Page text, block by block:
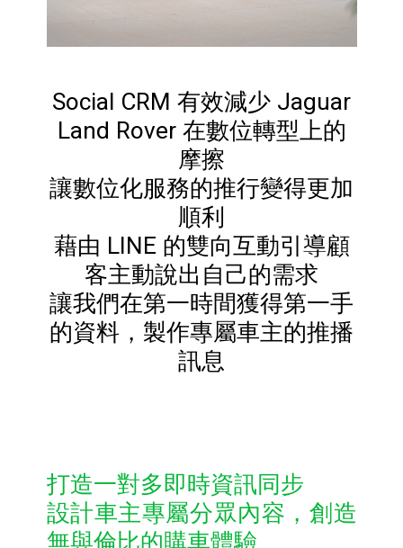
Social CRM 有效減少 Jaguar
Land Rover 在數位轉型上的
摩擦
讓數位化服務的推行變得更加
順利
藉由 LINE 的雙向互動引導顧
客主動說出自己的需求
讓我們在第一時間獲得第一手
的資料，製作專屬車主的推播
訊息
打造一對多即時資訊同步
設計車主專屬分眾內容，創造
無與倫比的購車體驗